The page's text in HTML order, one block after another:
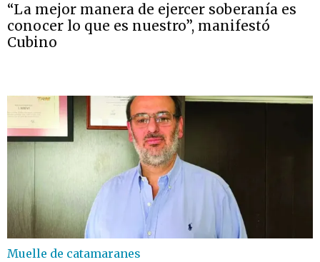
“La mejor manera de ejercer soberanía es
conocer lo que es nuestro”, manifestó
Cubino
Muelle de catamaranes